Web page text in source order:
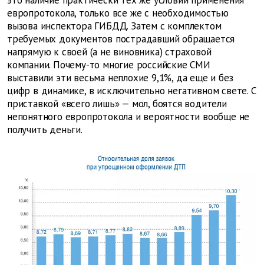
европротокола, только все же с необходимостью
вызова инспектора ГИБДД. Затем с комплектом
требуемых документов пострадавший обращается
напрямую к своей (а не виновника) страховой
компании. Почему-то многие российские СМИ
выставили эти весьма неплохие 9,1%, да еще и без
цифр в динамике, в исключительно негативном свете. С
приставкой «всего лишь» — мол, боятся водители
непонятного европротокола и вероятности вообще не
получить деньги.